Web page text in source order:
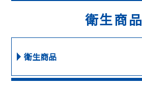
衛生商品
衛生商品